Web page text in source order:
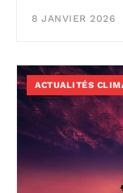
8 JANVIER 2026
ACTUALITÉS